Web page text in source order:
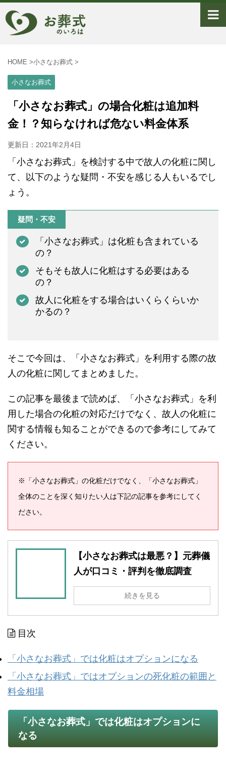
HOME >小さなお葬式 >
小さなお葬式
「小さなお葬式」の場合化粧は追加料
金！？知らなければ危ない料金体系
更新日： 2021年2月4日
「小さなお葬式」を検討する中で故人の化粧に関し
て、以下のような疑問・不安を感じる人もいるでし
ょう。
疑問・不安
「小さなお葬式」は化粧も含まれている
の？
そもそも故人に化粧はする必要はある
の？
故人に化粧をする場合はいくらくらいか
かるの？
そこで今回は、「小さなお葬式」を利用する際の故
人の化粧に関してまとめました。
この記事を最後まで読めば、「小さなお葬式」を利
用した場合の化粧の対応だけでなく、故人の化粧に
関する情報も知ることができるので参考にしてみて
ください。
※「小さなお葬式」の化粧だけでなく、「小さなお葬式」
全体のことを深く知りたい人は下記の記事を参考にしてく
ださい。
【小さなお葬式は最悪？】元葬儀
人が口コミ・評判を徹底調査
続きを見る
目次
「小さなお葬式」では化粧はオプションになる
「小さなお葬式」ではオプションの死化粧の範囲と
料金相場
「小さなお葬式」では化粧はオプションに
なる